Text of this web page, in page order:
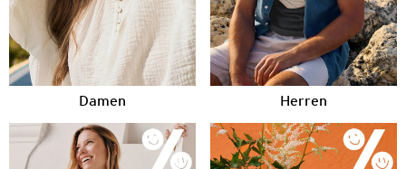
Damen Herren